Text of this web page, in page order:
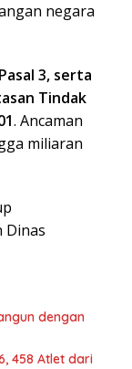
negara
3, serta
Tindak
. Ancaman
miliaran
Dinas
dengan
458 Atlet dari